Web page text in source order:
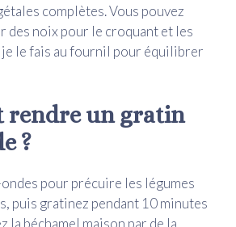
complètes. Vous pouvez
des noix pour le croquant et les
je le fais au fournil pour équilibrer
rendre un gratin
?
pour précuire les légumes
puis gratinez pendant 10 minutes